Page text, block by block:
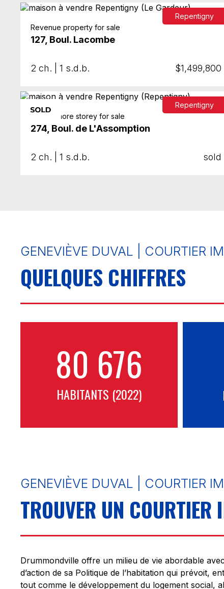
Repentigny
Revenue property for sale
127, Boul. Lacombe
2 ch. | 1 s.d.b. $1,499,800
Repentigny
Two or more storey for sale
274, Boul. de L'Assomption
2 ch. | 1 s.d.b. sold
GENEVIÈVE DUVAL | COURTIER
QUELQUES CHIFFRES
80 676
HABITANTS (2022)
GENEVIÈVE DUVAL | COURTIER
TROUVER UN
Drummondville offre un milieu de vie abordable
d’action de sa Politique de l’habitation qui prévoit,
tout comme le développement du logement social,